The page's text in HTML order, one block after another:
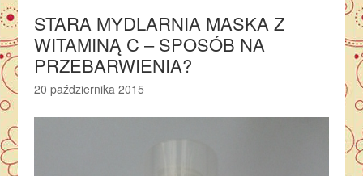
STARA MYDLARNIA MASKA Z
WITAMINĄ C – SPOSÓB NA
PRZEBARWIENIA?
20 października 2015